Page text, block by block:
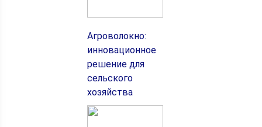
Агроволокно:
инновационное
решение для
сельского
хозяйства